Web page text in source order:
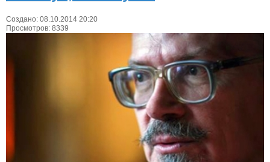
Создано: 08.10.2014 20:20
Просмотров: 8339